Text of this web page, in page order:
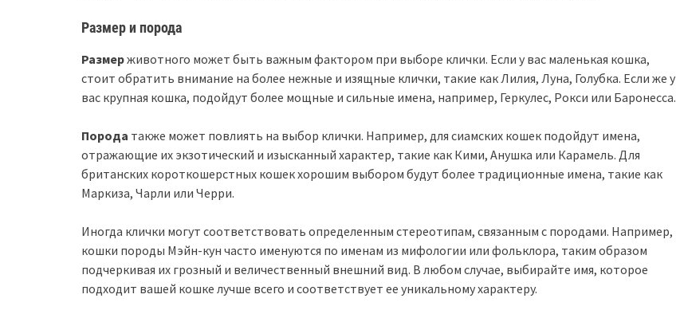
Размер и порода
Размерживотного может быть важным фактором при выборе клички. Если у вас маленькая кошка,
стоит обратить внимание на более нежные и изящные клички, такие как Лилия, Луна, Голубка. Если же у
вас крупная кошка, подойдут более мощные и сильные имена, например, Геркулес, Рокси или Баронесса.
Порода также может повлиять на выбор клички. Например, для сиамских кошек подойдут имена,
отражающие их экзотический и изысканный характер, такие как Кими, Анушка или Карамель. Для
британских короткошерстных кошек хорошим выбором будут более традиционные имена, такие как
Маркиза, Чарли или Черри.
Иногда клички могут соответствовать определенным стереотипам, связанным с породами. Например,
кошки породы Мэйн-кун часто именуются по именам из мифологии или фольклора, таким образом
подчеркивая их грозный и величественный внешний вид. В любом случае, выбирайте имя, которое
подходит вашей кошке лучше всего и соответствует ее уникальному характеру.